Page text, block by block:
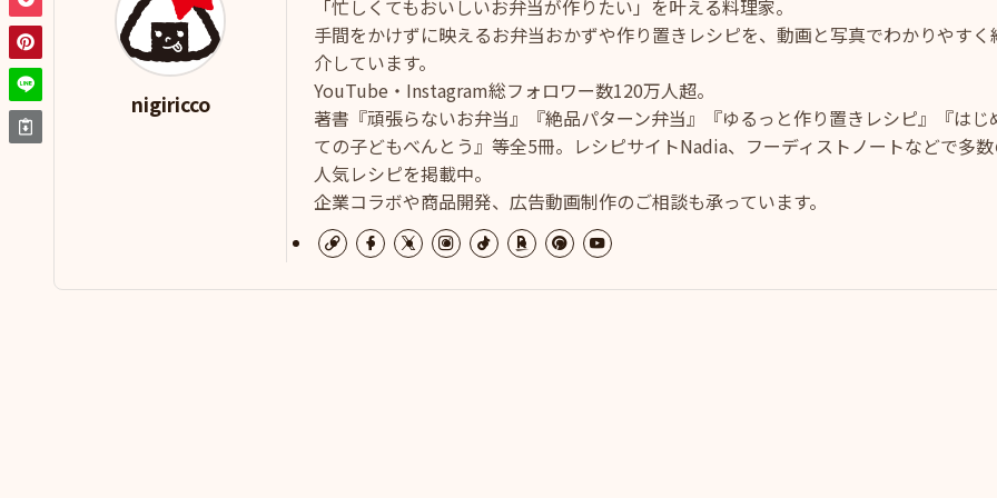
nigiricco
「忙しくてもおいしいお弁当が作りたい」を叶える料理家。
手間をかけずに映えるお弁当おかずや作り置きレシピを、動画と写真でわかりやすく
介しています。
YouTube・Instagram総フォロワー数120万人超。
著書『頑張らないお弁当』『絶品パターン弁当』『ゆるっと作り置きレシピ』『はじ
ての子どもべんとう』等全5冊。レシピサイトNadia、フーディストノートなどで多
人気レシピを掲載中。
企業コラボや商品開発、広告動画制作のご相談も承っています。